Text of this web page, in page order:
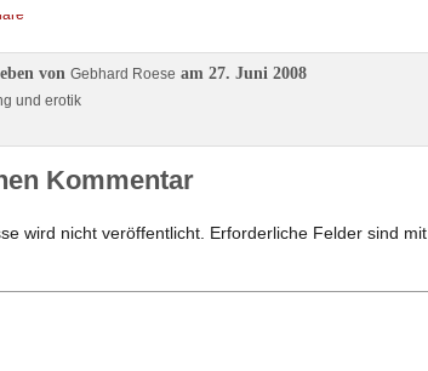
von Gebhard Roese am 27. Juni 2008
und erotik
Kommentar
wird nicht veröffentlicht. Erforderliche Felder sind mit